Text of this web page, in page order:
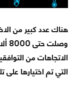
هناك عدد كبير من
الاتجاهات من
التي تم اختيارها على